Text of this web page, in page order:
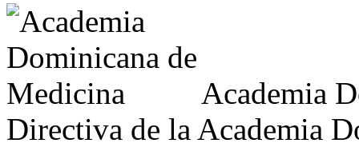
Academia
Directiva de la Academia